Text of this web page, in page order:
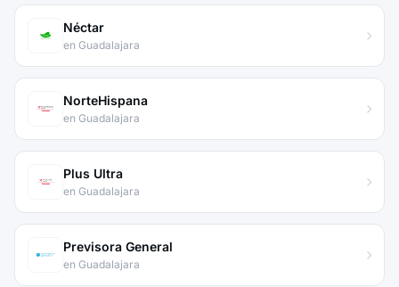
Néctar
en Guadalajara
NorteHispana
en Guadalajara
Plus Ultra
en Guadalajara
Previsora General
en Guadalajara